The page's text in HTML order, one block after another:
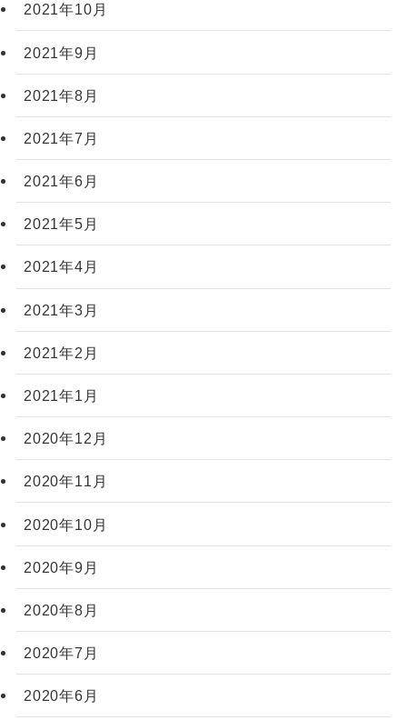
2021年10月
2021年9月
2021年8月
2021年7月
2021年6月
2021年5月
2021年4月
2021年3月
2021年2月
2021年1月
2020年12月
2020年11月
2020年10月
2020年9月
2020年8月
2020年7月
2020年6月